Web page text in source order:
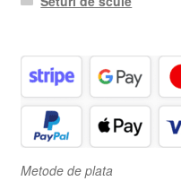
Metode de plata